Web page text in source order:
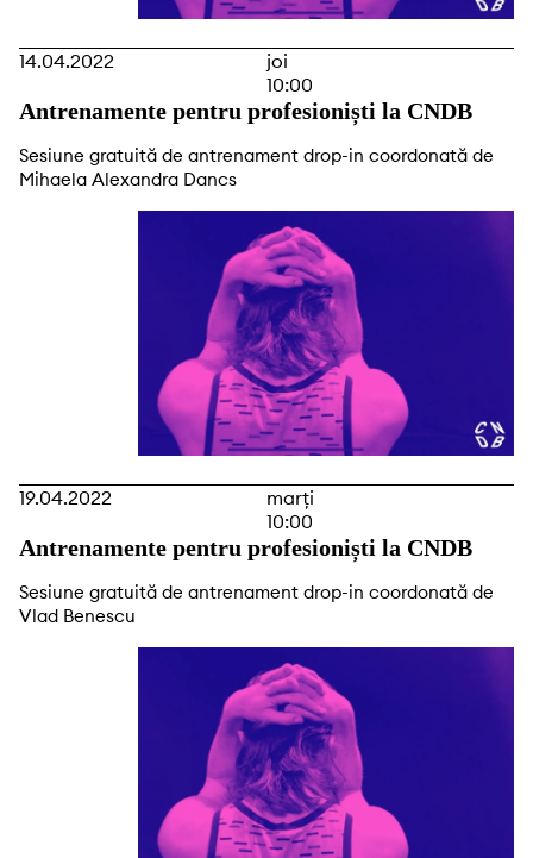
14.04.2022
joi
10:00
Antrenamente pentru profesioniști la CNDB
Sesiune gratuită de antrenament drop-in coordonată de
Mihaela Alexandra Dancs
19.04.2022
marți
10:00
Antrenamente pentru profesioniști la CNDB
Sesiune gratuită de antrenament drop-in coordonată de
Vlad Benescu